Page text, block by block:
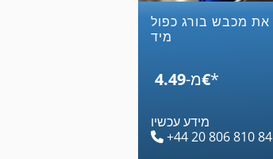
מיד
מ-‏4.49 ‏€*
מידע עכשיו
+44 20 806 810 84